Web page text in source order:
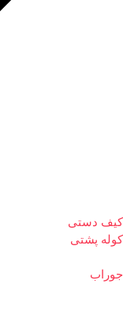
کیف دستی
کوله پشتی
جوراب